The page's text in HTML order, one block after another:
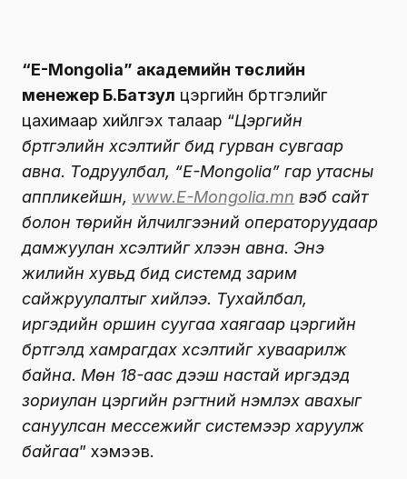
“E-Mongolia” академийн төслийн
менежер Б.Батзул цэргийн бүртгэлийг
цахимаар хийлгэх талаар “Цэргийн
бүртгэлийн хүсэлтийг бид гурван сувгаар
авна. Тодруулбал, “E-Mongolia” гар утасны
аппликейшн, www.E-Mongolia.mn вэб сайт
болон төрийн үйлчилгээний операторуудаар
дамжуулан хүсэлтийг хүлээн авна. Энэ
жилийн хувьд бид системд зарим
сайжруулалтыг хийлээ. Тухайлбал,
иргэдийн оршин суугаа хаягаар цэргийн
бүртгэлд хамрагдах хүсэлтийг хуваарилж
байна. Мөн 18-аас дээш настай иргэдэд
зориулан цэргийн үүрэгтний үнэмлэх авахыг
сануулсан мессежийг системээр харуулж
байгаа” хэмээв.